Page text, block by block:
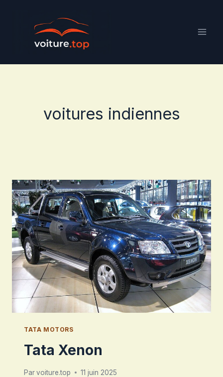
voitures indiennes
TATA MOTORS
Tata Xenon
Parvoiture.top 11 juin 2025